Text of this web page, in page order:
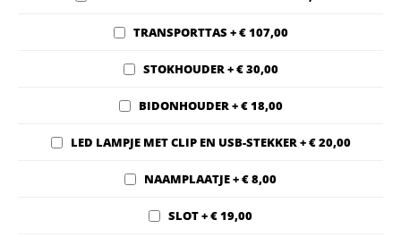
TRANSPORTTAS +€ 107,00
STOKHOUDER+€ 30,00
BIDONHOUDER+€ 18,00
LED LAMPJE MET CLIP EN USB-STEKKER+€ 20,00
NAAMPLAATJE+€ 8,00
SLOT+€ 19,00